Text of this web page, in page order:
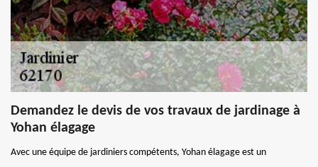
Demandez le devis de vos travaux de jardinage à
Yohan élagage
Avec une équipe de jardiniers compétents, Yohan élagage est un